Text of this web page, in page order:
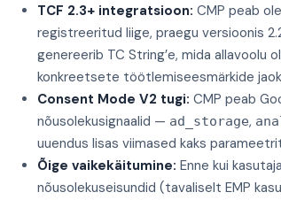
TCF 2.3+ integratsioon: CMP peab
registreeritud liige, praegu versioonis
genereerib TC String’e, mida
konkreetsete töötlemiseesmärkide
Consent Mode V2 tugi: CMP peab
nõusolekusignaalid — ad_storage,
uuendus lisas viimased kaks
Õige vaikekäitumine: Enne kui
nõusolekuseisundid (tavaliselt EMP